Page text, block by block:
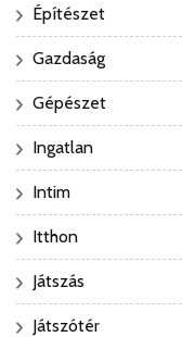
Építészet
Gazdaság
Gépészet
Ingatlan
Intim
Itthon
Játszás
Játszótér